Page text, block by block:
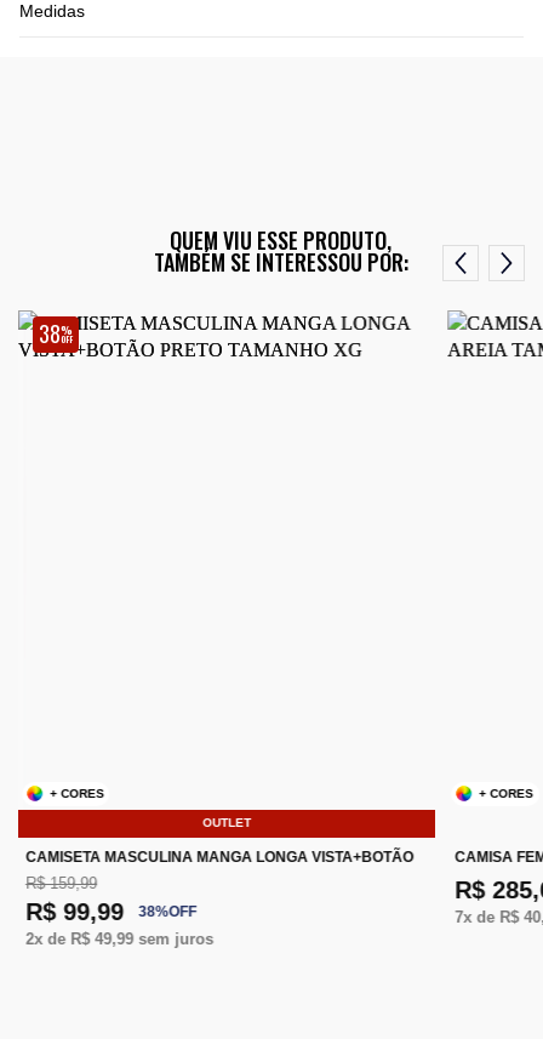
Medidas
QUEM VIU ESSE PRODUTO,
TAMBÉM SE INTERESSOU POR:
38%
OFF
OUTLET
+ CORES
CAMISETA MASCULINA MANGA LONGA VISTA+BOTÃO
R$ 159,99
R$ 99,99 38%OFF
2x de R$ 49,99sem juros
+ CORES
CAMISA
R$
7x de R$